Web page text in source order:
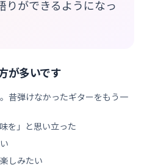
りができるようになっ
が多いです
昔弾けなかったギターをもう一
を」と思い立った
しみたい